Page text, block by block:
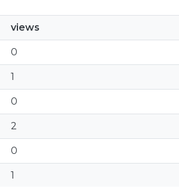
views
0
1
0
2
0
1